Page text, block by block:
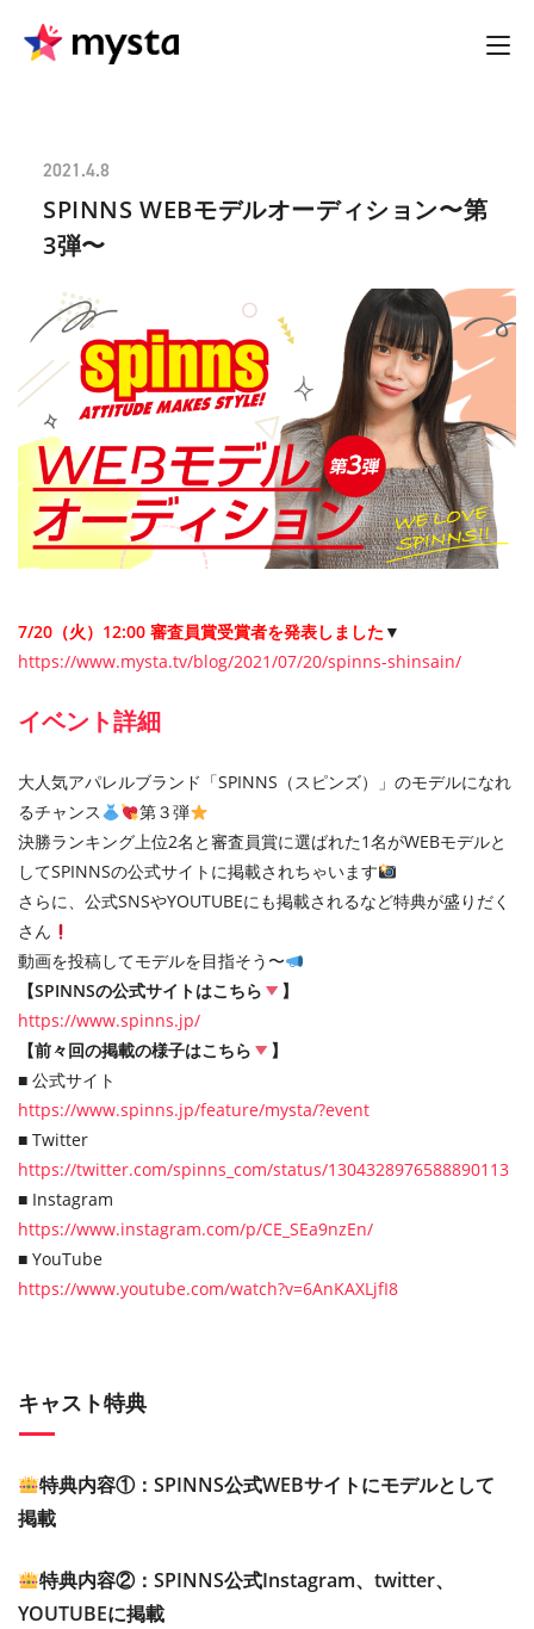
2021.4.8
SPINNS WEBモデルオーディション〜第
3弾〜
7/20（火）12:00 審査員賞受賞者を発表しました ▼
https://www.mysta.tv/blog/2021/07/20/spinns-shinsain/
イベント詳細
大人気アパレルブランド「SPINNS（スピンズ）」のモデルになれ
るチャンス
第３弾
決勝ランキング上位2名と審査員賞に選ばれた1名がWEBモデルと
してSPINNSの公式サイトに掲載されちゃいます
さらに、公式SNSやYOUTUBEにも掲載されるなど特典が盛りだく
さん
動画を投稿してモデルを目指そう〜
【SPINNSの公式サイトはこちら
】
https://www.spinns.jp/
【前々回の掲載の様子はこちら
】
■ 公式サイト
https://www.spinns.jp/feature/mysta/?event
■ Twitter
https://twitter.com/spinns_com/status/1304328976588890113
■ Instagram
https://www.instagram.com/p/CE_SEa9nzEn/
■ YouTube
https://www.youtube.com/watch?v=6AnKAXLjfI8
キャスト特典
特典内容①：SPINNS公式WEBサイトにモデルとして
掲載
特典内容②：SPINNS公式Instagram、twitter、
YOUTUBEに掲載